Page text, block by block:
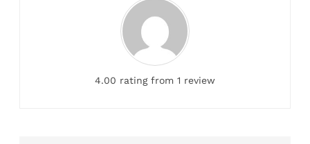
4.00 rating from 1 review